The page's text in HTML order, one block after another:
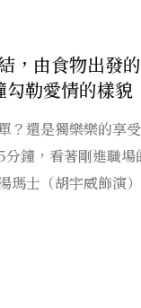
，由食物出發
勾勒愛情的樣貌
？還是獨樂樂的享
鐘，看著剛進職
瑪士（胡宇威飾演